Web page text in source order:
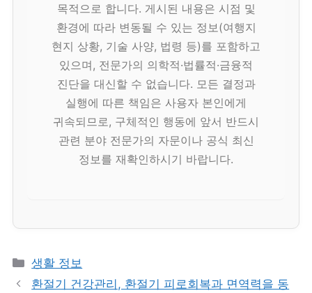
목적으로 합니다. 게시된 내용은 시점 및
환경에 따라 변동될 수 있는 정보(여행지
현지 상황, 기술 사양, 법령 등)를 포함하고
있으며, 전문가의 의학적·법률적·금융적
진단을 대신할 수 없습니다. 모든 결정과
실행에 따른 책임은 사용자 본인에게
귀속되므로, 구체적인 행동에 앞서 반드시
관련 분야 전문가의 자문이나 공식 최신
정보를 재확인하시기 바랍니다.
카
테
생활 정보
환절기 건강관리, 환절기 피로회복과 면역력을 동